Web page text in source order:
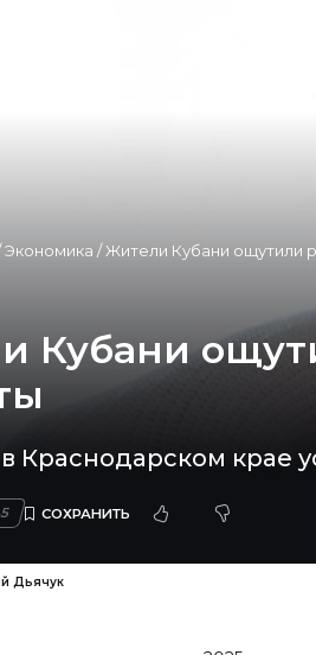
Экономика /Жители Кубани ощутили
Кубани
Краснодарском крае
Дьячук